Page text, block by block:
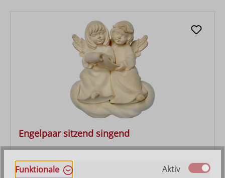
Engelpaar sitzend singend
Regulärer Preis:
27,90 €
Funktionale Aktiv